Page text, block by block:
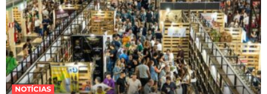
NOTÍCIAS